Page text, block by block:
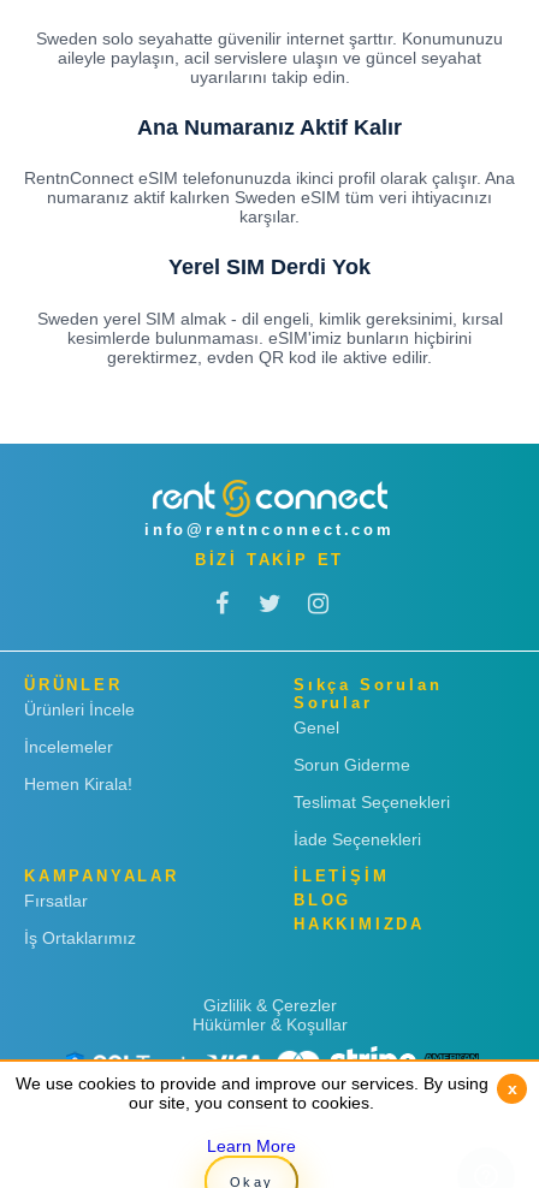
Sweden solo seyahatte güvenilir internet şarttır. Konumunuzu
aileyle paylaşın, acil servislere ulaşın ve güncel seyahat
uyarılarını takip edin.
Ana Numaranız Aktif Kalır
RentnConnect eSIM telefonunuzda ikinci profil olarak çalışır. Ana
numaranız aktif kalırken Sweden eSIM tüm veri ihtiyacınızı
karşılar.
Yerel SIM Derdi Yok
Sweden yerel SIM almak - dil engeli, kimlik gereksinimi, kırsal
kesimlerde bulunmaması. eSIM'imiz bunların hiçbirini
gerektirmez, evden QR kod ile aktive edilir.
info@rentnconnect.com
BİZİ TAKİP ET
ÜRÜNLER
Ürünleri İncele
İncelemeler
Hemen Kirala!
Sıkça Sorulan
Sorular
Genel
Sorun Giderme
Teslimat Seçenekleri
İade Seçenekleri
KAMPANYALAR
Fırsatlar
İş Ortaklarımız
İLETİŞİM
BLOG
HAKKIMIZDA
Gizlilik & Çerezler
Hükümler & Koşullar
Copyright © 2019 Rent 'n Connect
We use cookies to provide and improve our services. By using
our site, you consent to cookies.
Learn More
Okay
x
We use cookies to provide and improve our services. By using
our site, you consent to cookies.
Learn More
Okay
x